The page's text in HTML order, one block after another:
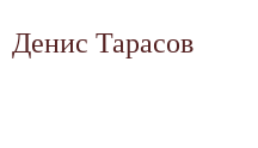
Денис Тарасов